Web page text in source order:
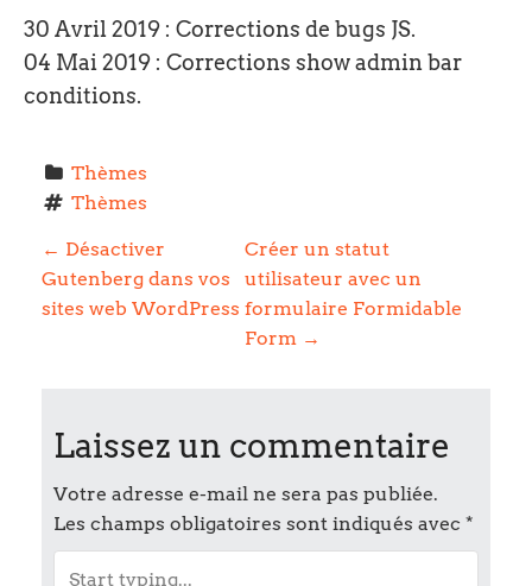
30 Avril 2019 : Corrections de bugs JS.
04 Mai 2019 : Corrections show admin bar
conditions.
Thèmes
Thèmes
P
o
n
a
← Désactiver
Gutenberg dans vos
sites web WordPress
Créer un statut
utilisateur avec un
formulaire Formidable
Form →
Laissez un commentaire
Votre adresse e-mail ne sera pas publiée.
Les champs obligatoires sont indiqués avec *